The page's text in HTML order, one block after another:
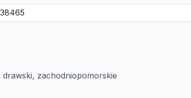
zachodniopomorskie